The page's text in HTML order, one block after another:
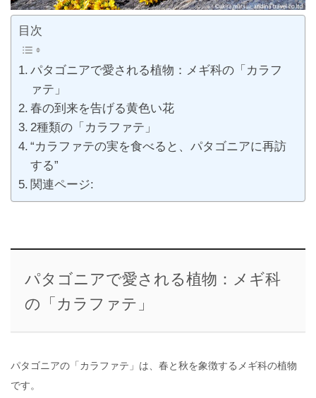
目次
パタゴニアで愛される植物：メギ科の「カラフ
ァテ」
春の到来を告げる黄色い花
2種類の「カラファテ」
“カラファテの実を食べると、パタゴニアに再訪
する”
関連ページ:
パタゴニアで愛される植物：メギ科
の「カラファテ」
パタゴニアの「カラファテ」は、春と秋を象徴するメギ科の植物
です。